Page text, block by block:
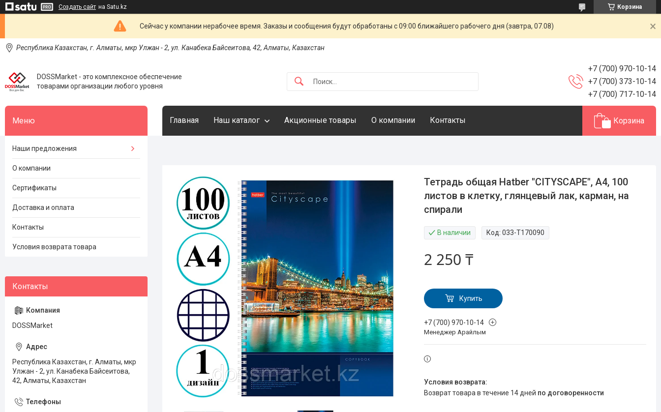
Создать сайт на Satu.kz Корзина
Сейчас у компании нерабочее время. Заказы и сообщения будут обработаны с 09:00 ближайшего рабочего дня (завтра, 07.08)
Республика Казахстан, г. Алматы, мкр Улжан - 2, ул. Канабека Байсеитова, 42, Алматы, Казахстан
DOSSMarket - это комплексное обеспечение
товарами организации любого уровня
+7 (700) 970-10-14
+7 (700) 373-10-14
+7 (700) 717-10-14
Главная Наш каталог Акционные товары О компании Контакты Корзина
Тетрадь общая Hatber "CITYSCAPE", А4, 100
листов в клетку, глянцевый лак, карман, на
спирали
В наличии Код:033-Т170090
2 250 ₸
Купить
+7 (700) 970-10-14
Менеджер Арайлым
возврат товара в течение 14 дней по договоренности
Наши предложения
О компании
Сертификаты
Доставка и оплата
Контакты
Условия возврата товара
DOSSMarket
Республика Казахстан, г. Алматы, мкр
Улжан - 2, ул. Канабека Байсеитова,
42, Алматы, Казахстан